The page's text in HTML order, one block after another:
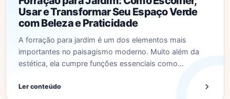
Usar e Transformar Seu Espaço Verde
com Beleza e Praticidade
A forração para jardim é um dos elementos mais
importantes no paisagismo moderno. Muito além da
estética, ela cumpre funções essenciais como…
Ler conteúdo